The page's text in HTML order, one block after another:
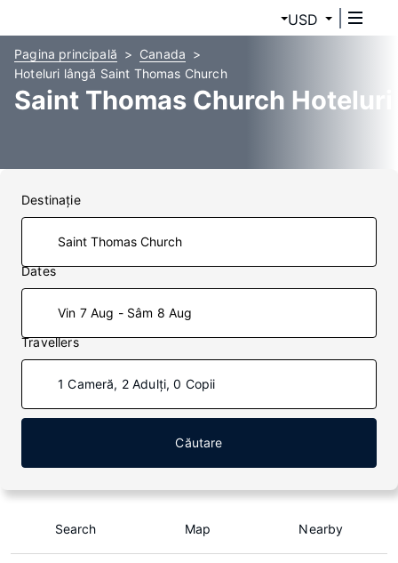
USD
Pagina principală
Canada
Hoteluri lângă Saint Thomas Church
Saint Thomas Church Hoteluri
Destinaţie
Dates
Vin 7 Aug - Sâm 8 Aug
Travellers
1 Cameră, 2 Adulți, 0 Copii
Căutare
Search Map Nearby